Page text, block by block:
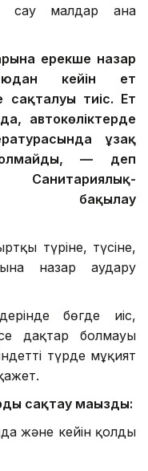
сау малдар ғана
ерекше назар
кейін ет
сақталуы тиіс. Ет
автокөліктерде
ұзақ
— деп
бақылау
түріне, түсіне,
назар аудару
бөгде иіс,
дақтар болмауы
түрде мұқият
сақтау маңызды:
және кейін қолды